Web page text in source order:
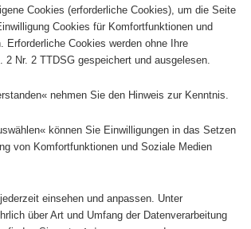
Nach Alphabet Nach Postleitzahl
Cookies (erforderliche Cookies), um die Seite
Cookies für Komfortfunktionen und
Cookies werden ohne Ihre
Nr. 2 TTDSG gespeichert und ausgelesen.
nehmen Sie den Hinweis zur Kenntnis.
können Sie Einwilligungen in das Setzen
von Komfortfunktionen und Soziale Medien
einsehen und anpassen. Unter
über Art und Umfang der Datenverarbeitung